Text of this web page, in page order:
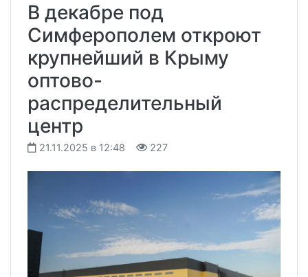
В декабре под
Симферополем откроют
крупнейший в Крыму
оптово-
распределительный
центр
21.11.2025 в 12:48 227